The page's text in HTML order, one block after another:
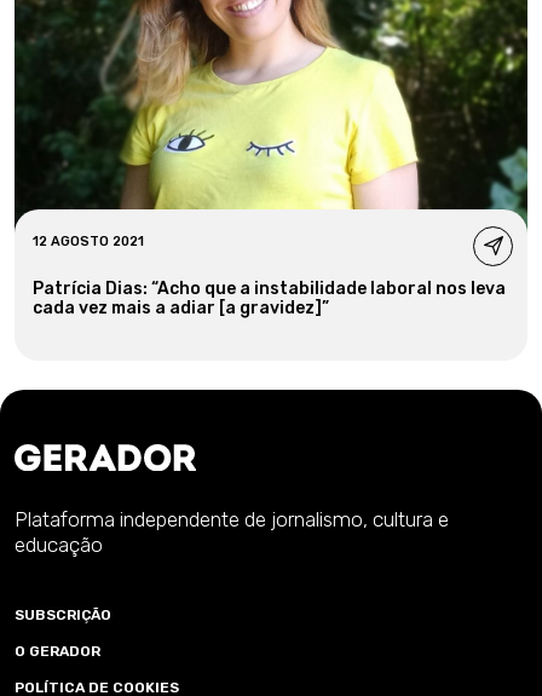
12 AGOSTO 2021
Patrícia Dias: “Acho que a instabilidade laboral nos leva
cada vez mais a adiar [a gravidez]”
Plataforma independente de jornalismo, cultura e
educação
SUBSCRIÇÃO
O GERADOR
POLÍTICA DE COOKIES